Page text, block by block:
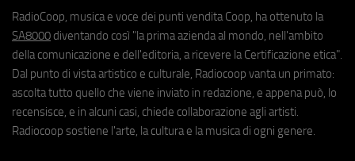
RadioCoop, musica e voce dei punti vendita Coop, ha ottenuto la
SA8000 diventando così "la prima azienda al mondo, nell'ambito
della comunicazione e dell'editoria, a ricevere la Certificazione etica".
Dal punto di vista artistico e culturale, Radiocoop vanta un primato:
ascolta tutto quello che viene inviato in redazione, e appena può, lo
recensisce, e in alcuni casi, chiede collaborazione agli artisti.
Radiocoop sostiene l'arte, la cultura e la musica di ogni genere.